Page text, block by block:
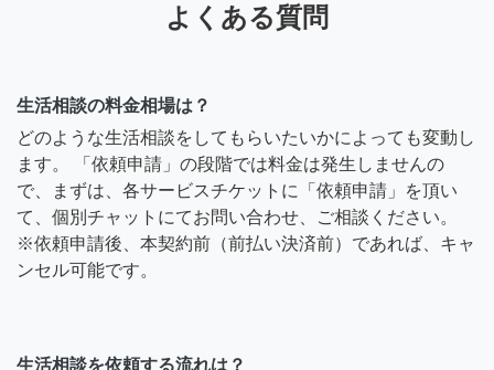
よくある質問
生活相談の料金相場は？
どのような生活相談をしてもらいたいかによっても変動し
ます。 「依頼申請」の段階では料金は発生しませんの
で、まずは、各サービスチケットに「依頼申請」を頂い
て、個別チャットにてお問い合わせ、ご相談ください。
※依頼申請後、本契約前（前払い決済前）であれば、キャ
ンセル可能です。
生活相談を依頼する流れは？